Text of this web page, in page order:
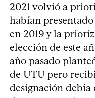
2021 volvió a
habían
en 2019 y la
elección de este
año pasado
de UTU pero
designación